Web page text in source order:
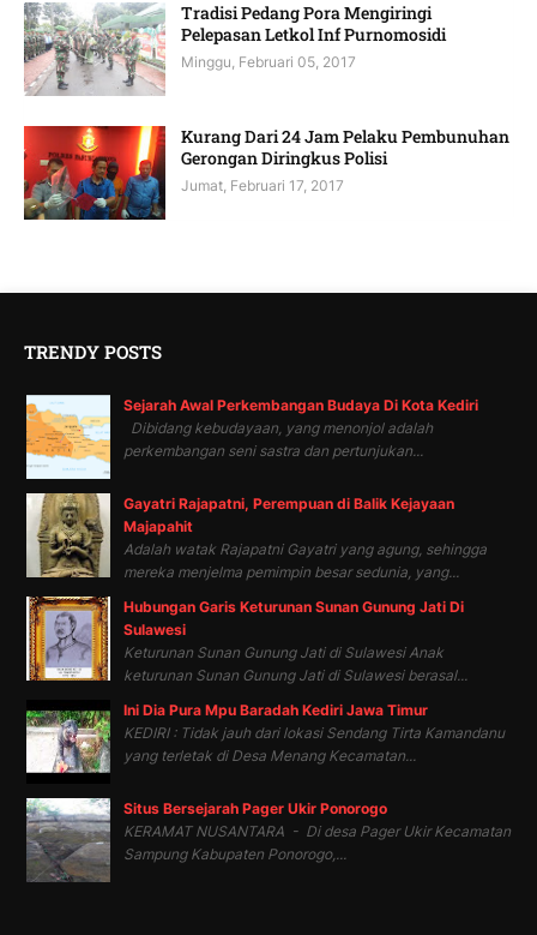
Tradisi Pedang Pora Mengiringi
Pelepasan Letkol Inf Purnomosidi
Minggu, Februari 05, 2017
Kurang Dari 24 Jam Pelaku Pembunuhan
Gerongan Diringkus Polisi
Jumat, Februari 17, 2017
TRENDY POSTS
Sejarah Awal Perkembangan Budaya Di Kota Kediri
Dibidang kebudayaan, yang menonjol adalah
perkembangan seni sastra dan pertunjukan...
Gayatri Rajapatni, Perempuan di Balik Kejayaan
Majapahit
Adalah watak Rajapatni Gayatri yang agung, sehingga
mereka menjelma pemimpin besar sedunia, yang...
Hubungan Garis Keturunan Sunan Gunung Jati Di
Sulawesi
Keturunan Sunan Gunung Jati di Sulawesi Anak
keturunan Sunan Gunung Jati di Sulawesi berasal...
Ini Dia Pura Mpu Baradah Kediri Jawa Timur
KEDIRI : Tidak jauh dari lokasi Sendang Tirta Kamandanu
yang terletak di Desa Menang Kecamatan...
Situs Bersejarah Pager Ukir Ponorogo
KERAMAT NUSANTARA - Di desa Pager Ukir Kecamatan
Sampung Kabupaten Ponorogo,...